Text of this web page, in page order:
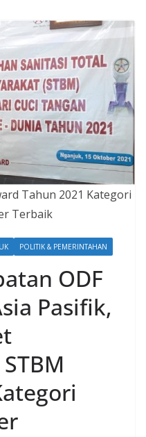
Tahun 2021 Kategori
Terbaik
POLITIK & PEMERINTAHAN
ODF
Pasifik,